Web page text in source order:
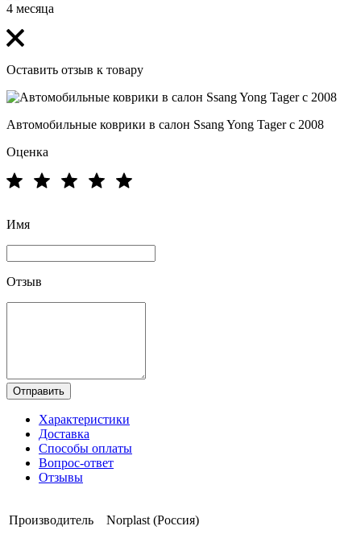
4 месяца
Оставить отзыв к товару
Автомобильные коврики в салон Ssang Yong Tager с 2008
Оценка
Имя
Отзыв
Отправить
Характеристики
Доставка
Способы оплаты
Вопрос-ответ
Отзывы
Производитель Norplast (Россия)